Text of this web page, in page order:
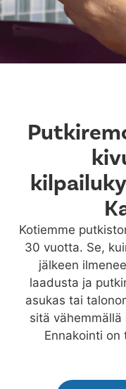
Kotiemme
30 vuotta. Se,
jälkeen
laadusta ja
asukas tai
sitä
Ennakointi on